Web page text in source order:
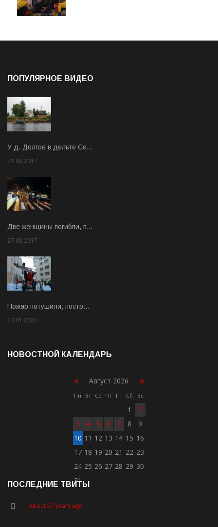
ПОПУЛЯРНОЕ ВИДЕО
У д. Долгое в дельте Се…
21.08.2017
Две женщины погибли, п…
27.08.2017
Пожар потушили, постр…
23.01.2020
НОВОСТНОЙ КАЛЕНДАРЬ
« Август 2026 »
Пн Вт Ср Чт Пт Сб Вс
1
2
3
4 5 6 7 8
9
10 11 12 13 14 15 16
17 18 19 20 21 22 23
24 25 26 27 28 29 30
31
ПОСЛЕДНИЕ ТВИТЫ
About 57 years ago